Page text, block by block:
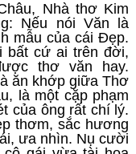
Nhà thơ Kim
Nếu nói Văn là
mẫu của cái Đẹp.
bất cứ ai trên đời,
thơ văn hay.
ăn khớp giữa Thơ
là một cặp phạm
của ông rất chí lý.
thơm, sắc hương
ưa nhìn. Nụ cười